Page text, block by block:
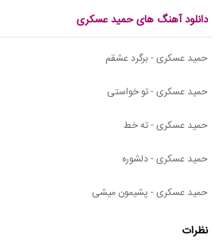
دانلود آهنگ های حمید عسکری
حمید عسکری - برگرد عشقم
حمید عسکری - تو خواستی
حمید عسکری - ته خط
حمید عسکری - دلشوره
حمید عسکری - پشیمون میشی
نظرات